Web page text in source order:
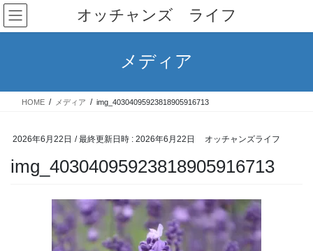
コ
ン
テ
ス
ナ
ビ
ゲ
ン
オッチャンズ ライフ
メディア
HOME メディア img_40304095923818905916713
2026年6月22日 / 最終更新日時 : 2026年6月22日 オッチャンズライフ
img_40304095923818905916713